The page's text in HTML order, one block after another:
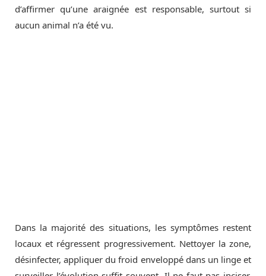
d’affirmer qu’une araignée est responsable, surtout si
aucun animal n’a été vu.
Dans la majorité des situations, les symptômes restent
locaux et régressent progressivement. Nettoyer la zone,
désinfecter, appliquer du froid enveloppé dans un linge et